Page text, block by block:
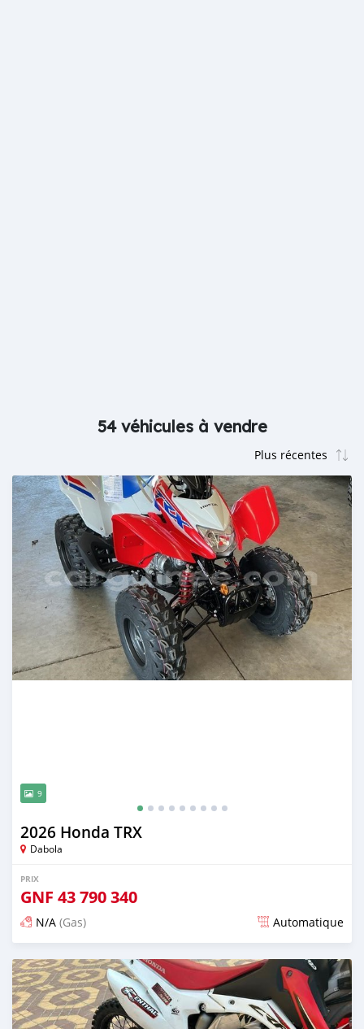
54 véhicules à vendre
9
2026 Honda TRX
Dabola
PRIX
GNF 43 790 340
N/A (Gas) Automatique
Publié il y a 13 jours